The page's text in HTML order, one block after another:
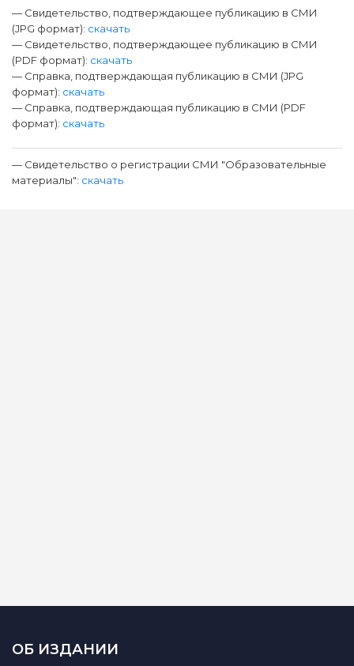
— Свидетельство, подтверждающее публикацию в СМИ
(JPG формат): скачать
— Свидетельство, подтверждающее публикацию в СМИ
(PDF формат): скачать
— Справка, подтверждающая публикацию в СМИ (JPG
формат): скачать
— Справка, подтверждающая публикацию в СМИ (PDF
формат): скачать
— Свидетельство о регистрации СМИ "Образовательные
материалы": скачать
ОБ ИЗДАНИИ